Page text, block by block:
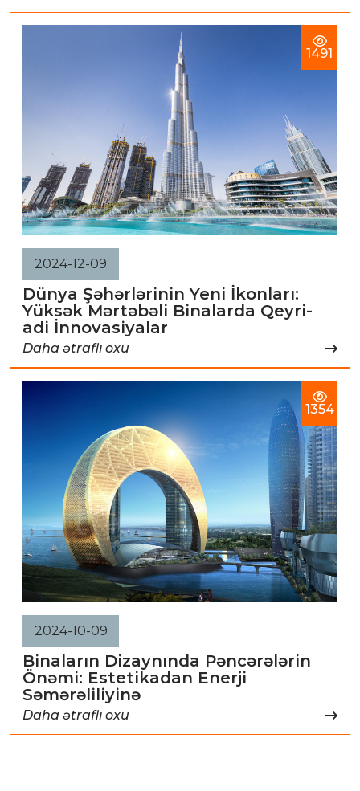
1491
2024-12-09
Dünya Şəhərlərinin Yeni İkonları:
Yüksək Mərtəbəli Binalarda Qeyri-
adi İnnovasiyalar
Daha ətraflı oxu
1354
2024-10-09
Binaların Dizaynında Pəncərələrin
Önəmi: Estetikadan Enerji
Səmərəliliyinə
Daha ətraflı oxu